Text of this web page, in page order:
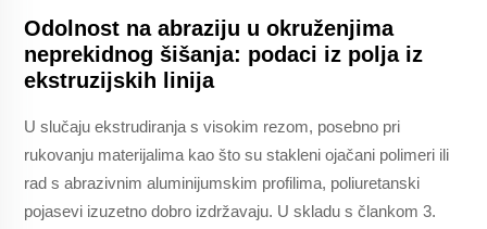
Odolnost na abraziju u okruženjima
neprekidnog šišanja: podaci iz polja iz
ekstruzijskih linija
U slučaju ekstrudiranja s visokim rezom, posebno pri
rukovanju materijalima kao što su stakleni ojačani polimeri ili
rad s abrazivnim aluminijumskim profilima, poliuretanski
pojasevi izuzetno dobro izdržavaju. U skladu s člankom 3.